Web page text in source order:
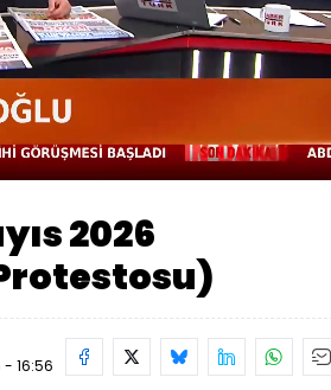
Oynatma
Hızı
2026
- 16:56